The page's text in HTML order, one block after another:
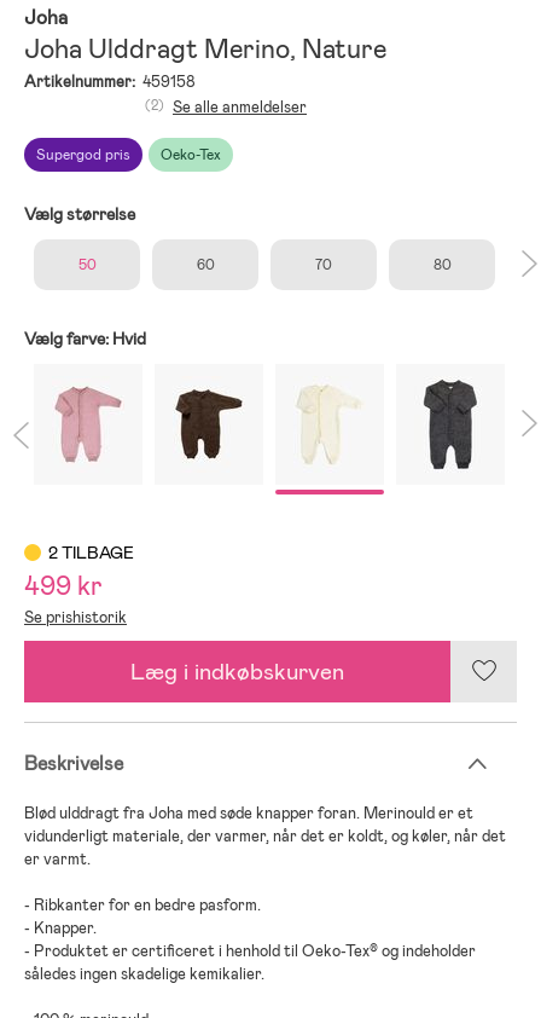
Joha
Joha Ulddragt Merino, Nature
Artikelnummer: 459158
Supergod pris Oeko-Tex
(2) Se alle anmeldelser
Vælg størrelse
50 60 70 80
Vælg farve: Hvid
2 TILBAGE
499 kr
Se prishistorik
Læg i indkøbskurven
Beskrivelse
Blød ulddragt fra Joha med søde knapper foran. Merinould er et
vidunderligt materiale, der varmer, når det er koldt, og køler, når det
er varmt.
- Ribkanter for en bedre pasform.
- Knapper.
- Produktet er certificeret i henhold til Oeko-Tex® og indeholder
således ingen skadelige kemikalier.